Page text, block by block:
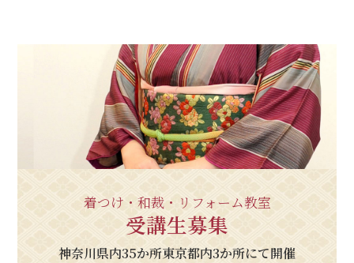
着つけ・和裁・リフォーム教室
受講生募集
神奈川県内35か所東京都内3か所にて開催